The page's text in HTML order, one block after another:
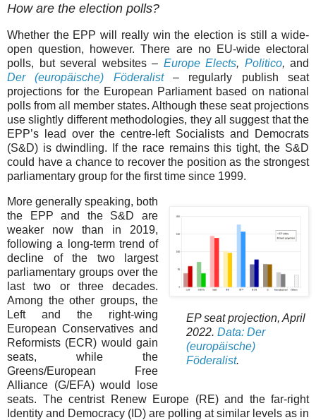
How are the election polls?
Whether the EPP will really win the election is still a wide-
open question, however. There are no EU-wide electoral
polls, but several websites – Europe Elects, Politico, and
Der (europäische) Föderalist– regularly publish seat
projections for the European Parliament based on national
polls from all member states. Although these seat projections
use slightly different methodologies, they all suggest that the
EPP’s lead over the centre-left Socialists and Democrats
(S&D) is dwindling. If the race remains this tight, the S&D
could have a chance to recover the position as the strongest
parliamentary group for the first time since 1999.
EP seat projection, April
2022. Data: Der
(europäische)
Föderalist.
More generally speaking, both
the EPP and the S&D are
weaker now than in 2019,
following a long-term trend of
decline of the two largest
parliamentary groups over the
last two or three decades.
Among the other groups, the
Left and the right-wing
European Conservatives and
Reformists (ECR) would gain
seats, while the
Greens/European Free
Alliance (G/EFA) would lose
seats. The centrist Renew Europe (RE) and the far-right
Identity and Democracy (ID) are polling at similar levels as in